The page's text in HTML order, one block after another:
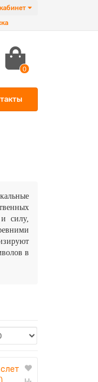
0
силу,
в